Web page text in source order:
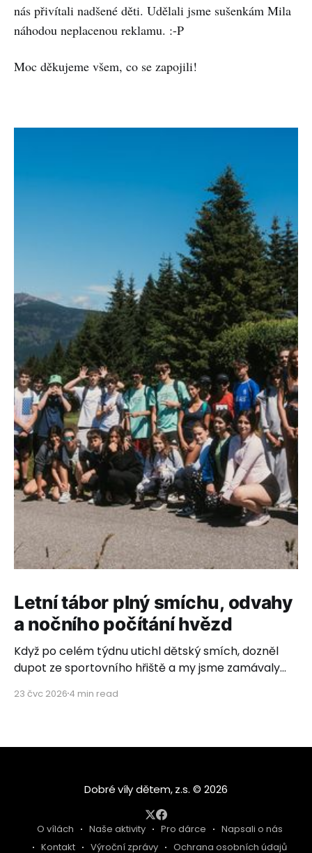
nás přivítali nadšené děti. Udělali jsme sušenkám Mila
náhodou neplacenou reklamu. :-P
Moc děkujeme všem, co se zapojili!
Letní tábor plný smíchu, odvahy
a nočního počítání hvězd
Když po celém týdnu utichl dětský smích, dozněl
dupot ze sportovního hřiště a my jsme zamávaly
ticho. Ticho plné vděčnosti, dojetí a hlubokého
domovů ze Zvíkovského Podhradí, Olomouce,
23 čvc 2026 4 min read
Dobré víly dětem © 2026
O vílách Naše aktivity Pro dárce
Napsali o nás
Kontakt
Výroční zprávy Ochrana osobních údajů